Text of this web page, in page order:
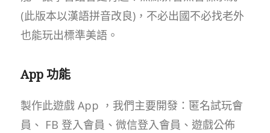
(此版本以漢語拼音改良)，不必出國不必找老外
也能玩出標準美語。
App 功能
製作此遊戲 App ，我們主要開發：匿名試玩會
員、 FB 登入會員、微信登入會員、遊戲公佈